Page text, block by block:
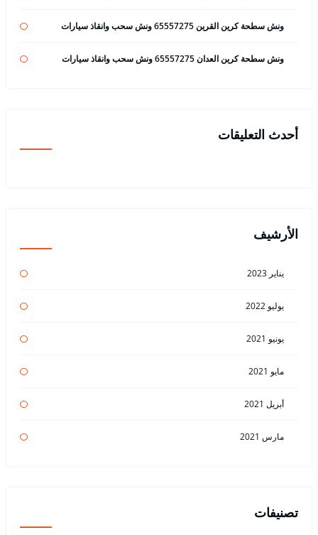
ونش سطحة كرين القرين 65557275 ونش سحب وانقاذ سيارات
ونش سطحة كرين العدان 65557275 ونش سحب وانقاذ سيارات
أحدث التعليقات
الأرشيف
يناير 2023
يوليو 2022
يونيو 2021
مايو 2021
أبريل 2021
مارس 2021
تصنيفات